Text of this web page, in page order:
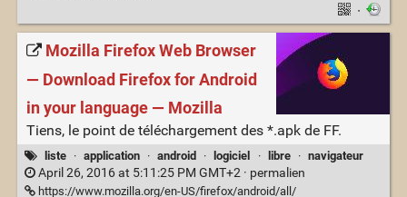
·
Mozilla Firefox Web Browser
— Download Firefox for Android
in your language — Mozilla
Tiens, le point de téléchargement des *.apk de FF.
liste · application · android · logiciel · libre · navigateur
April 26, 2016 at 5:11:25 PM GMT+2 · permalien
https://www.mozilla.org/en-US/firefox/android/all/